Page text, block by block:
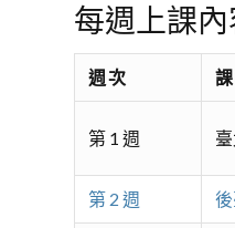
每週上課內
週次
第 1 週
第 2 週